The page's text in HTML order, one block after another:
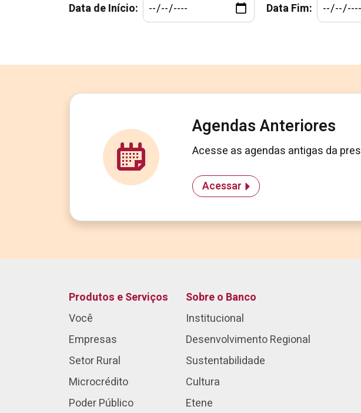
Data de Início:
Data Fim:
Agendas Anteriores
Acesse as agendas antigas da
Acessar
Produtos e Serviços
Você
Empresas
Setor Rural
Microcrédito
Poder Público
Sobre o Banco
Institucional
Desenvolvimento Regional
Sustentabilidade
Cultura
Etene